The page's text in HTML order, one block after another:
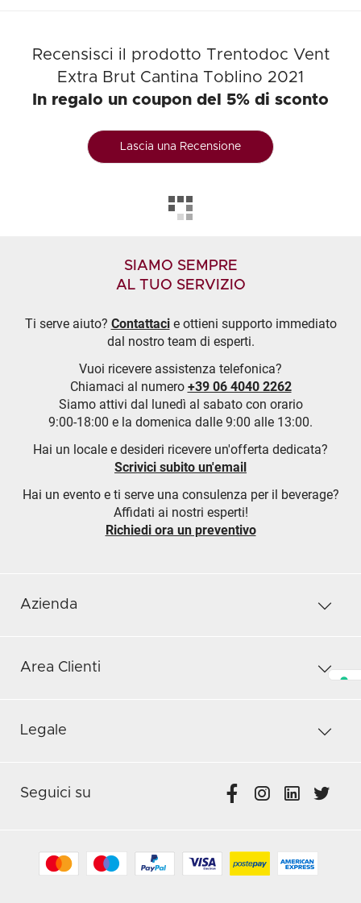
Recensisci il prodotto Trentodoc Vent
Extra Brut Cantina Toblino 2021
In regalo un coupon del 5% di sconto
Lascia una Recensione
SIAMO SEMPRE
AL TUO SERVIZIO
Ti serve aiuto? Contattacie ottieni supporto immediato
dal nostro team di esperti.
Vuoi ricevere assistenza telefonica?
Chiamaci al numero +39 06 4040 2262
Siamo attivi dal lunedì al sabato con orario
9:00-18:00 e la domenica dalle 9:00 alle 13:00.
Hai un locale e desideri ricevere un'offerta dedicata?
Scrivici subito un'email
Hai un evento e ti serve una consulenza per il beverage?
Affidati ai nostri esperti!
Richiedi ora un preventivo
Azienda
Area Clienti
Legale
Seguici su